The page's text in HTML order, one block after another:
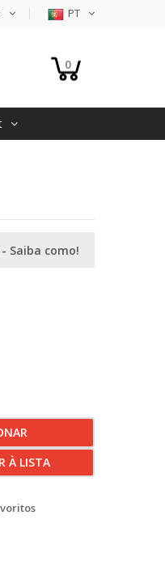
PT
0
Saiba como!
À LISTA